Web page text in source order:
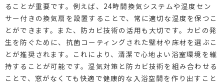
ることが重要です。例えば、24時間換気システムや湿度セン
サー付きの換気扇を設置することで、常に適切な湿度を保つこ
とができます。また、防カビ技術の活用も大切です。カビの発
生を防ぐために、抗菌コーティングされた壁材や床材を選ぶこ
とが推奨されます。これにより、清潔で心地よい浴室環境を維
持することが可能です。湿気対策と防カビ技術を組み合わせる
ことで、窓がなくても快適で健康的な入浴空間を作り出すこと